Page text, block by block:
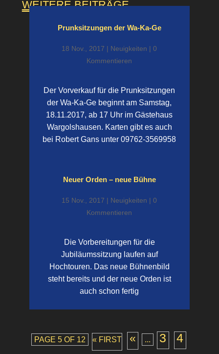
WEITERE BEITRÄGE
Prunk­sitzungen der Wa-Ka-Ge
18 Nov., 2017 | Neuigkeiten | 0
Kommentieren
Der Vorverkauf für die Prunksitzungen
der Wa-Ka-Ge beginnt am Samstag,
18.11.2017, ab 17 Uhr im Gästehaus
Wargolshausen. Karten gibt es auch
bei Robert Gans unter 09762-3569958
Neuer Orden – neue Bühne
15 Nov., 2017 | Neuigkeiten | 0
Kommentieren
Die Vorbereitungen für die
Jubiläumssitzung laufen auf
Hochtouren. Das neue Bühnenbild
steht bereits und der neue Orden ist
auch schon fertig
PAGE 5 OF 12 « FIRST « ... 3
4